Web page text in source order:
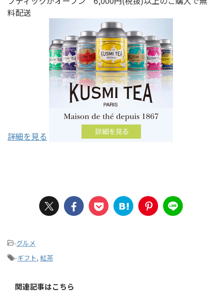
料配送
詳細を見る
-グルメ
-ギフト, 紅茶
関連記事はこちら